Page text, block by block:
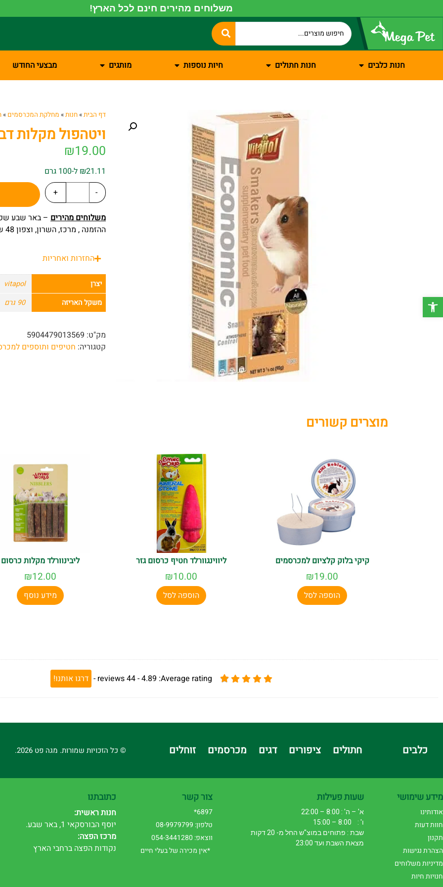
פתח סרגל נגישות
משלוחים מהירים חינם לכל הארץ!
חנות כלבים חנות חתולים חיות נוספות מותגים מבצעי החודש
דף הבית»חנות» מחלקת המכרסמים »
ויטהפול מקלות
₪19.00
₪21.11 ל-100 גרם
-
+
משלוחים מהירים
ההזמנה , מרכז, השרון, וצפון 48 שעות מרגע ההזמנה.
החזרות ואחריות
יצרן
vitapol
משקל האריזה
90 גרם
מק"ט: 5904479013569
קטגוריה: חטיפים ותוספים
מוצרים קשורים
קיקי בלוק קלציום למכרסמים
₪19.00
הוספה לסל
ליווינגוורלד חטיף כרסום גזר
₪10.00
הוספה לסל
ליבינוורלד מקלות כרסום
₪12.00
מידע נוסף
Average rating:
4.89 -
44
reviews
- דרגו אותנו!
כלבים חתולים ציפורים דגים מכרסמים זוחלים © כל הזכויות שמורות. מגה פט 2026.
מידע שימושי
אודותינו
חוות דעות
תקנון
הצהרת נגישות
מדיניות משלוחים
חנויות חיות
שעות פעילות
א' – ה' : 8:00 – 22:00
ו' : 8:00 – 15:00
שבת : פתוחים במוצ"ש החל מ- 20 דקות
מצאת השבת ועד 23:00
צור קשר
6897*
טלפון: 08-9979799
ווצאפ: 054-3441280
*אין מכירה של בעלי חיים
כתובתנו
חנות ראשית:
יוסף הבורסקאי 1, באר שבע.
מרכז הפצה:
נקודות הפצה ברחבי הארץ